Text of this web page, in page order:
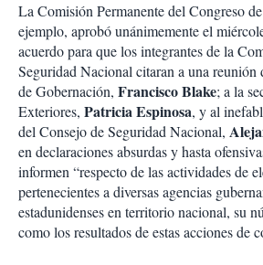
La Comisión Permanente del Congreso
ejemplo, aprobó unánimemente el
acuerdo para que los integrantes de la
Seguridad Nacional citaran a una reunión
de Gobernación, Francisco Blake; a la
Exteriores, Patricia Espinosa, y al
del Consejo de Seguridad Nacional,
en declaraciones absurdas y hasta
informen “respecto de las actividades de
pertenecientes a diversas agencias
estadunidenses en territorio nacional, su
como los resultados de estas acciones de